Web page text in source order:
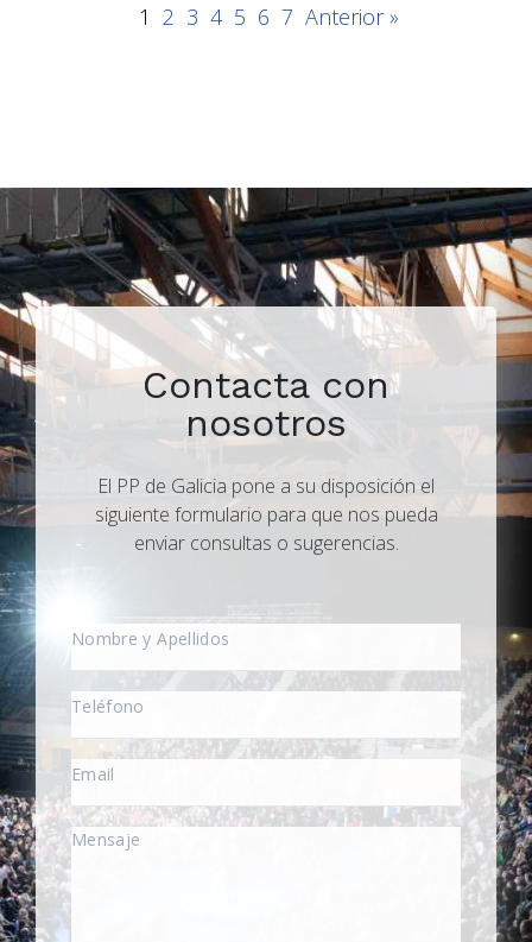
1 2 3 4 5 6 7 Anterior »
Contacta con
nosotros
El PP de Galicia pone a su disposición el
siguiente formulario para que nos pueda
enviar consultas o sugerencias.